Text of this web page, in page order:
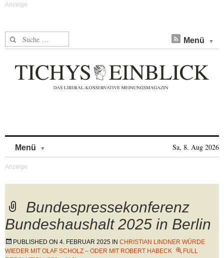
Suche nach: Menü
Menü Sa, 8. Aug 2026
Bundespressekonferenz
Bundeshaushalt 2025 in Berlin
PUBLISHED ON 4. FEBRUAR 2025 IN CHRISTIAN LINDNER WÜRDE
WIEDER MIT OLAF SCHOLZ – ODER MIT ROBERT HABECK
FULL